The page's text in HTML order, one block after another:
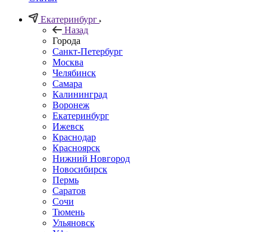
Екатеринбург
Назад
Города
Санкт-Петербург
Москва
Челябинск
Самара
Калининград
Воронеж
Екатеринбург
Ижевск
Краснодар
Красноярск
Нижний Новгород
Новосибирск
Пермь
Саратов
Сочи
Тюмень
Ульяновск